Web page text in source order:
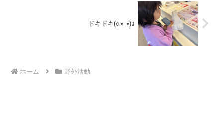
ドキドキ(ง •_•)ง
ホーム 野外活動